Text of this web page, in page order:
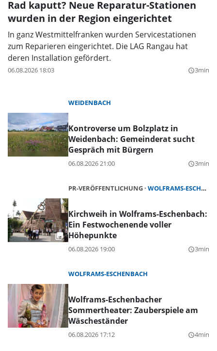
Rad kaputt? Neue Reparatur-Stationen
wurden in der Region eingerichtet
In ganz Westmittelfranken wurden Servicestationen
zum Reparieren eingerichtet. Die LAG Rangau hat
deren Installation gefördert.
06.08.2026 18:03 query_builder3min
WEIDENBACH
Kontroverse um Bolzplatz in
Weidenbach: Gemeinderat sucht
Gespräch mit Bürgern
06.08.2026 21:00 query_builder3min
PR-VERÖFFENTLICHUNG WOLFRAMS-ESCHENBACH
Kirchweih in Wolframs-Eschenbach:
Ein Festwochenende voller
Höhepunkte
06.08.2026 19:00 query_builder3min
WOLFRAMS-ESCHENBACH
Wolframs-Eschenbacher
Sommertheater: Zauberspiele am
Wäscheständer
06.08.2026 17:12 query_builder4min